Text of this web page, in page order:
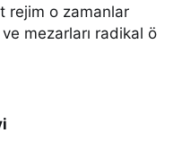
rejim o zamanlar
mezarları radikal ö